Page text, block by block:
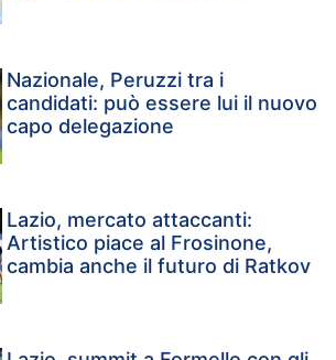
Nazionale, Peruzzi tra i
candidati: può essere lui il nuovo
capo delegazione
Lazio, mercato attaccanti:
Artistico piace al Frosinone,
cambia anche il futuro di Ratkov